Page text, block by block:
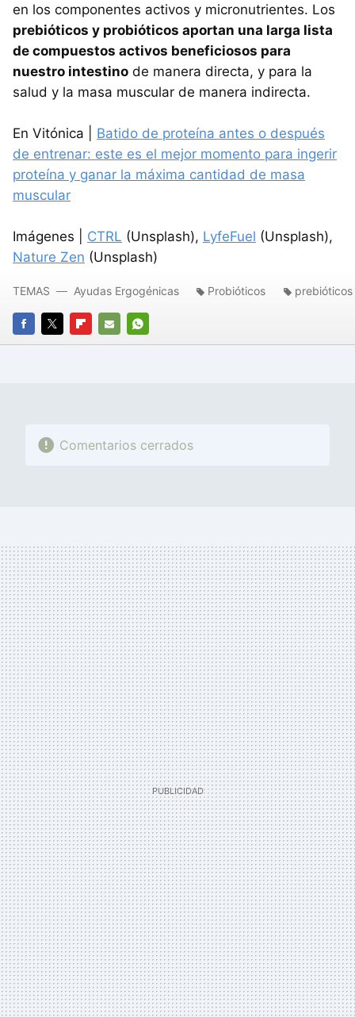
en los componentes activos y micronutrientes. Los
prebióticos y probióticos aportan una larga lista
de compuestos activos beneficiosos para
nuestro intestino de manera directa, y para la
salud y la masa muscular de manera indirecta.
En Vitónica | Batido de proteína antes o después
de entrenar: este es el mejor momento para ingerir
proteína y ganar la máxima cantidad de masa
muscular
Imágenes | CTRL (Unsplash), LyfeFuel (Unsplash),
Nature Zen (Unsplash)
FACEBOOK
TWITTERFLIPBOARD
E-
WHATSAPP
TEMAS Ayudas Ergogénicas Probióticos prebióticos
Comentarios cerrados